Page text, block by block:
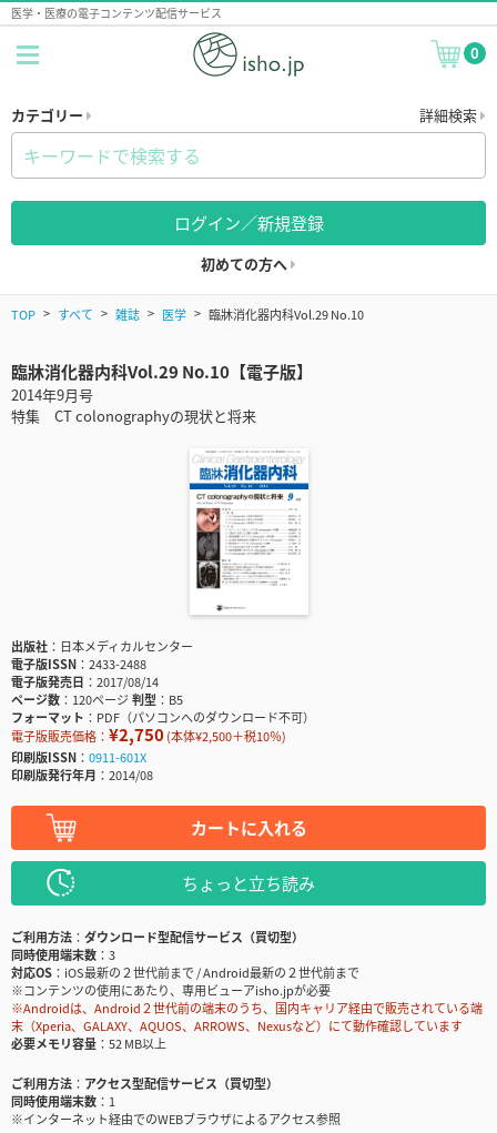
医学・医療の電子コンテンツ配信サービス
0
カテゴリー 詳細検索
ログイン／新規登録
初めての方へ
TOP すべて 雑誌 医学 臨牀消化器内科Vol.29 No.10
臨牀消化器内科Vol.29 No.10【電子版】
2014年9月号
特集 CT colonographyの現状と将来
出版社
日本メディカルセンター
電子版ISSN
2433-2488
電子版発売日
2017/08/14
ページ数
120ページ判型
B5
フォーマット
PDF（パソコンへのダウンロード不可）
電子版販売価格： ¥2,750(本体¥2,500＋税10％)
印刷版ISSN
0911-601X
印刷版発行年月
2014/08
カートに入れる
ちょっと立ち読み
ご利用方法
ダウンロード型配信サービス（買切型）
同時使用端末数
3
対応OS
iOS最新の２世代前まで / Android最新の２世代前まで
※コンテンツの使用にあたり、専用ビューアisho.jpが必要
※Androidは、Android２世代前の端末のうち、国内キャリア経由で販売されている端
末（Xperia、GALAXY、AQUOS、ARROWS、Nexusなど）にて動作確認しています
必要メモリ容量
52 MB以上
ご利用方法
アクセス型配信サービス（買切型）
同時使用端末数
1
※インターネット経由でのWEBブラウザによるアクセス参照